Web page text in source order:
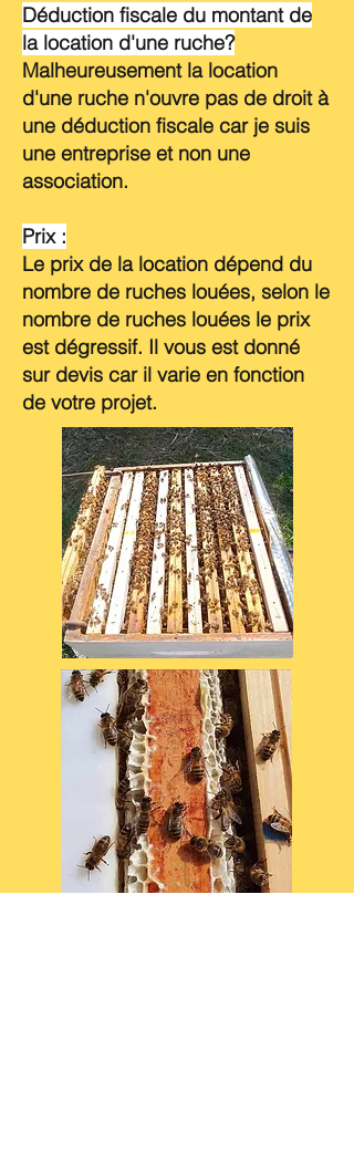
Déduction fiscale du montant de
la location d'une ruche?
Malheureusement la location
d'une ruche n'ouvre pas de droit à
une déduction fiscale car je suis
une entreprise et non une
association.
Prix :
Le prix de la location dépend du
nombre de ruches louées, selon le
nombre de ruches louées le prix
est dégressif. Il vous est donné
sur devis car il varie en fonction
de votre projet.